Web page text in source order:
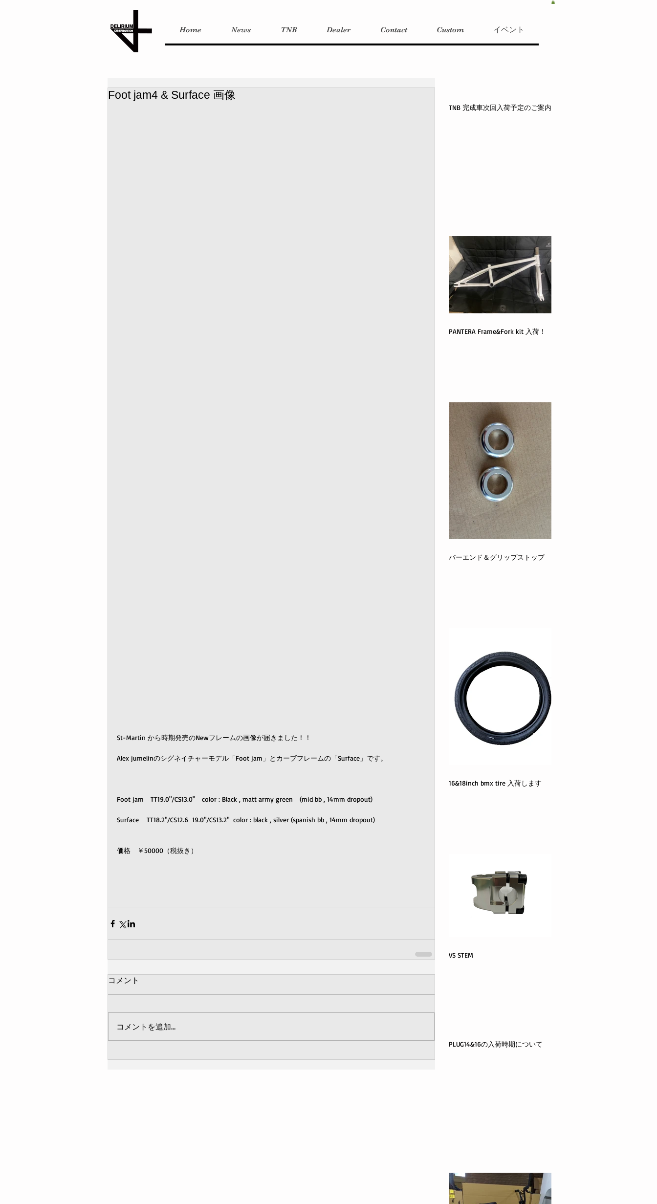
Home News TNB Dealer Contact Custom イベント
Foot jam4 & Surface 画像
St-Martin から時期発売のNewフレームの画像が届きました！！
Alex jumelinのシグネイチャーモデル「Foot jam」とカーブフレームの「Surface」です。
Foot jam　TT19.0"/CS13.0"　color : Black , matt army green　(mid bb , 14mm dropout)
Surface    TT18.2"/CS12.6  19.0"/CS13.2"  color : black , silver (spanish bb , 14mm dropout)
価格　￥50000（税抜き）
コメント
コメントを追加…
TNB 完成車次回入荷予定のご案内
PANTERA Frame&Fork kit 入荷！
バーエンド＆グリップストップ
16&18inch bmx tire 入荷します
VS STEM
PLUG14&16の入荷時期について